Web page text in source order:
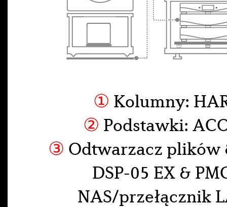
① Kolumny:
② Podstawki:
③ Odtwarzacz plików
DSP-05 EX &
NAS/przełącznik